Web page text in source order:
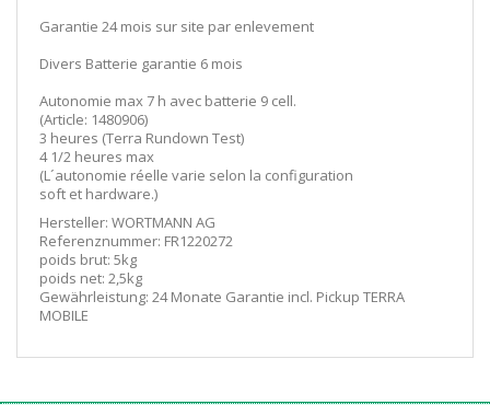
Garantie 24 mois sur site par enlevement
Divers Batterie garantie 6 mois
Autonomie max 7 h avec batterie 9 cell.
(Article: 1480906)
3 heures (Terra Rundown Test)
4 1/2 heures max
(L´autonomie réelle varie selon la configuration
soft et hardware.)
Hersteller: WORTMANN AG
Referenznummer: FR1220272
poids brut: 5kg
poids net: 2,5kg
Gewährleistung: 24 Monate Garantie incl. Pickup TERRA
MOBILE